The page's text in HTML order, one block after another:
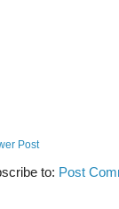
Post
to: Post